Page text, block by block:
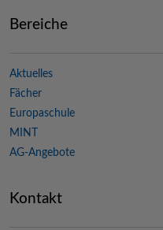
Bereiche
Aktuelles
Fächer
Europaschule
MINT
AG-Angebote
Kontakt